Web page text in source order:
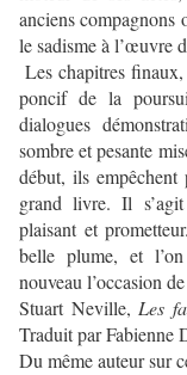
anciens compagnons
le sadisme à l’œuvre
Les chapitres
poncif de la
dialogues
sombre et pesante
début, ils empêchent
grand livre. Il
plaisant et
belle plume, et
nouveau l’occasion
Stuart Neville, Les
Traduit par Fabienne
Du même auteur sur